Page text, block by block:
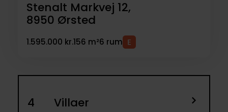
Stenalt Markvej 12,
8950 Ørsted
1.595.000 kr.156 m²6 rum
4 Villaer